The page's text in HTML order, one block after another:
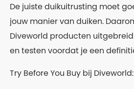
De juiste duikuitrusting moet
jouw manier van duiken.
Diveworld producten
en testen voordat je een
Try Before You Buy bij Diveworld: